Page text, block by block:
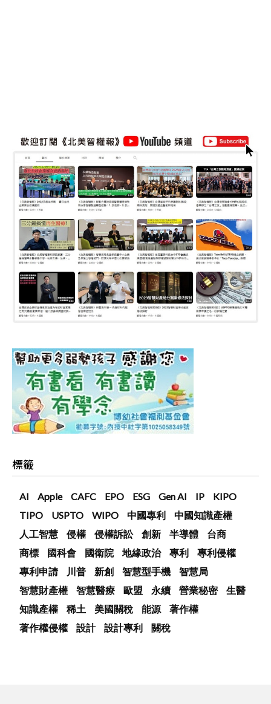
標籤
AI Apple CAFC EPO ESG Gen AI IP
KIPO
TIPO
USPTO WIPO 中國專利
中國知識產權
人工智慧
侵權 侵權訴訟 創新 半導體
台商
商標
國科會 國衛院 地緣政治 專利
專利侵權
專利申請
川普 新創 智慧型手機
智慧局
智慧財產權
智慧醫療 歐盟 永續 營業秘密
生醫
知識產權
稀土 美國關稅 能源
著作權
著作權侵權
設計 設計專利 關稅